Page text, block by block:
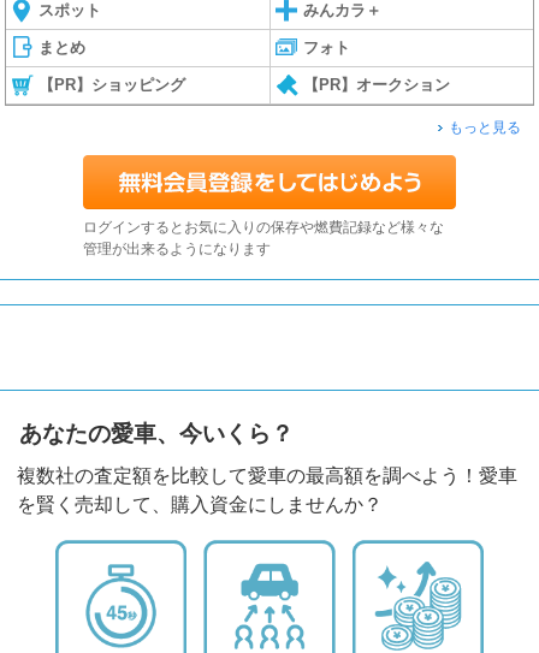
スポット みんカラ＋
まとめ フォト
【PR】ショッピング 【PR】オークション
もっと見る
ログインするとお気に入りの保存や燃費記録など様々な
管理が出来るようになります
あなたの愛車、今いくら？
複数社の査定額を比較して愛車の最高額を調べよう！愛車
を賢く売却して、購入資金にしませんか？